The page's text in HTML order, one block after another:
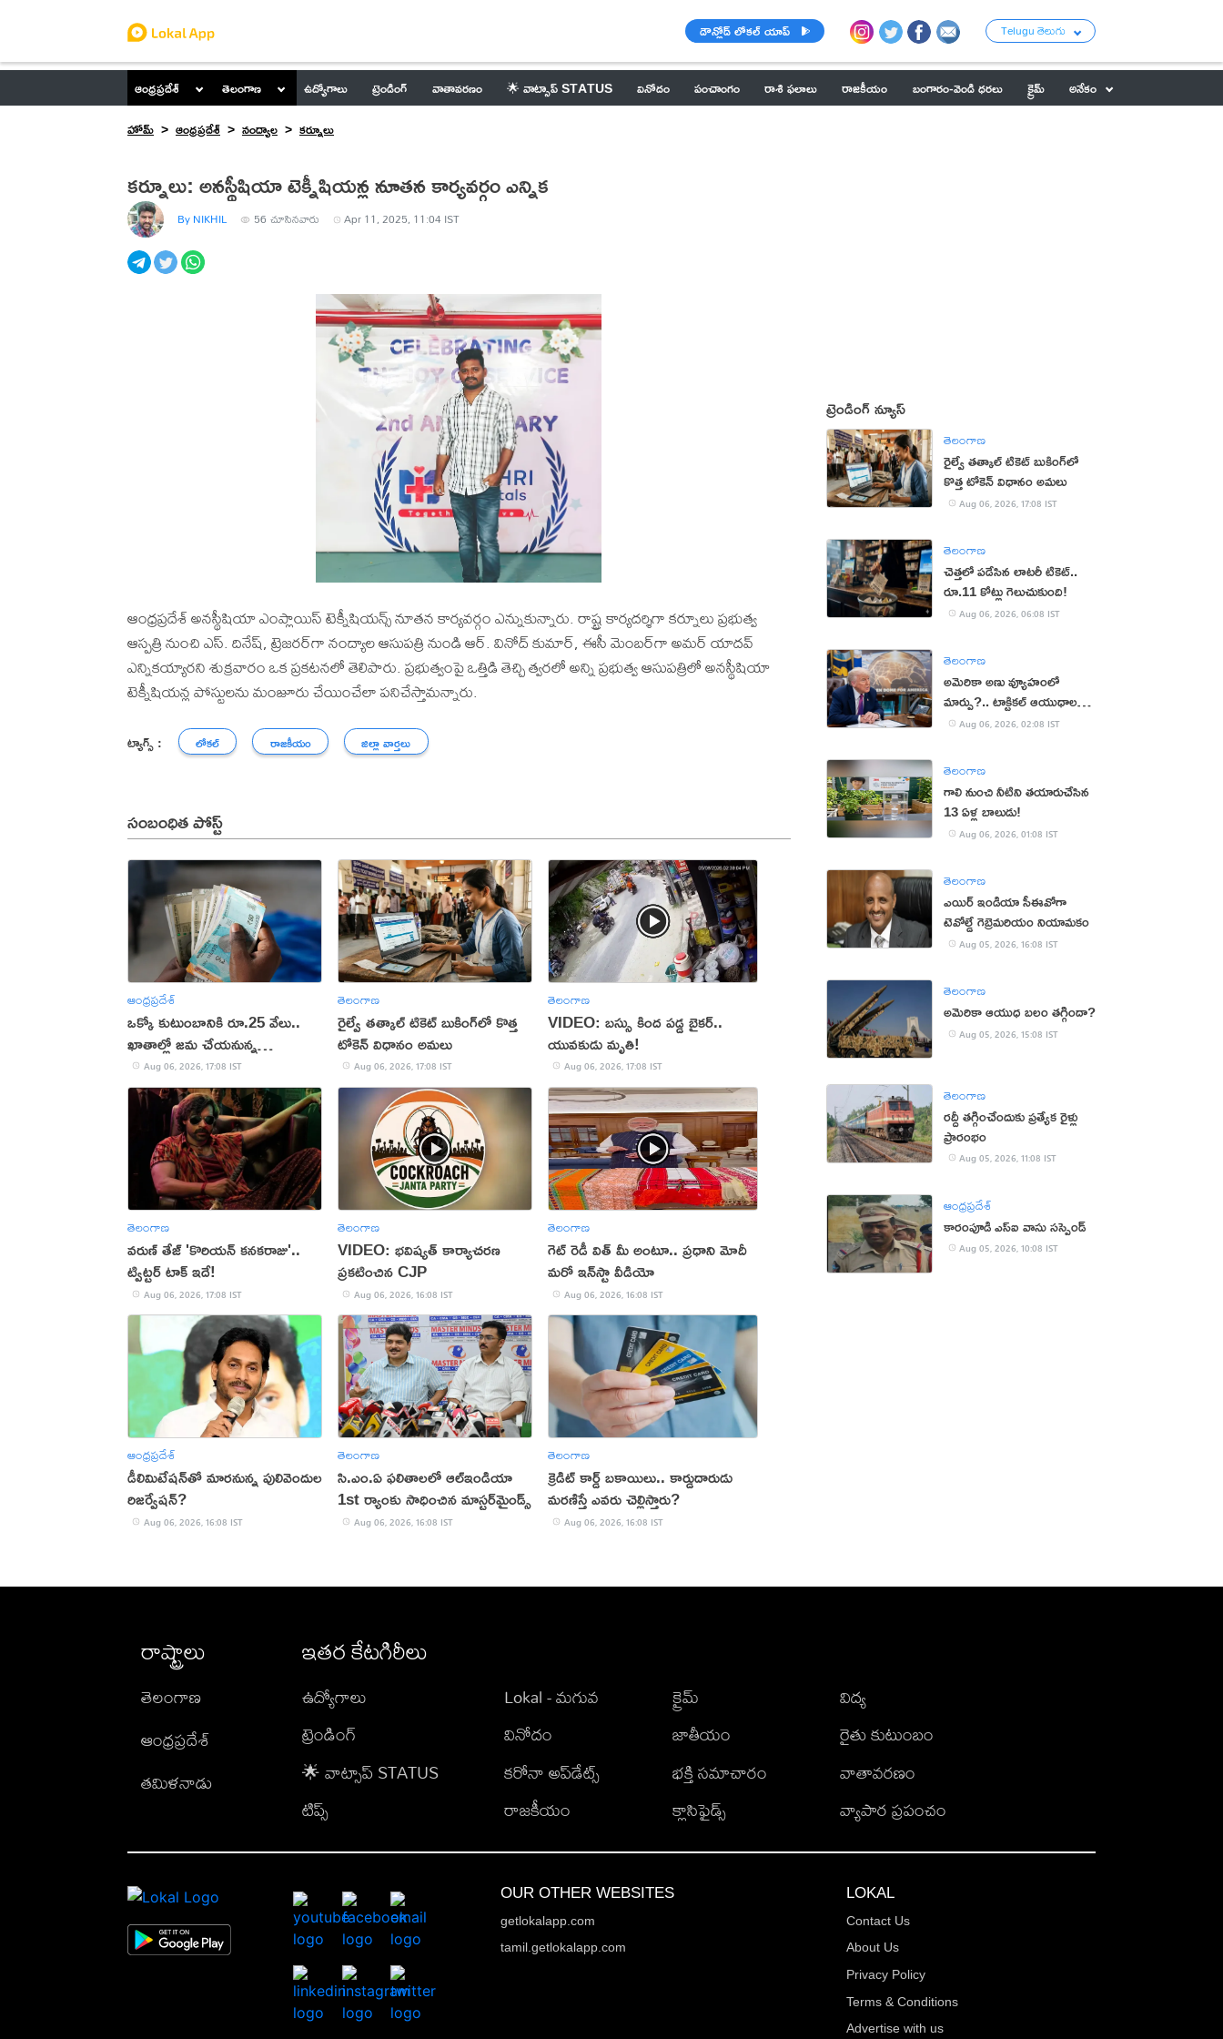
డౌన్లోడ్ లోకల్ యాప్ Telugu తెలుగు
ఆంధ్రప్రదేశ్ తెలంగాణ ఉద్యోగాలు ట్రెండింగ్ వాతావరణం 🌟 వాట్సాప్ STATUS వినోదం పంచాంగం రాశి ఫలాలు రాజకీయం బంగారం-వెండి ధరలు క్రైమ్
అనేకం
హోమ్
ఆంధ్రప్రదేశ్ నంద్యాల కర్నూలు
కర్నూలు: అనస్థీషియా టెక్నీషియన్ల నూతన కార్యవర్గం ఎన్నిక
By NIKHIL 56 చూసినవారు Apr 11, 2025, 11:04 IST
ఆంధ్రప్రదేశ్ అనస్థీషియా ఎంప్లాయిస్ టెక్నీషియన్స్ నూతన కార్యవర్గం ఎన్నుకున్నారు. రాష్ట్ర కార్యదర్శిగా కర్నూలు ప్రభుత్వ
ఆస్పత్రి నుంచి ఎస్. దినేష్, ట్రెజరర్‌గా నంద్యాల ఆసుపత్రి నుండి ఆర్. వినోద్ కుమార్, ఈసీ మెంబర్‌గా అమర్ యాదవ్
ఎన్నికయ్యారని శుక్రవారం ఒక ప్రకటనలో తెలిపారు. ప్రభుత్వంపై ఒత్తిడి తెచ్చి త్వరలో అన్ని ప్రభుత్వ ఆసుపత్రిలో అనస్థీషియా
టెక్నీషియన్ల పోస్టులను మంజూరు చేయించేలా పనిచేస్తామన్నారు.
ట్యాగ్స్ : లోకల్ రాజకీయం జిల్లా వార్తలు
సంబంధిత పోస్ట్
ఆంధ్రప్రదేశ్
ఒక్కో కుటుంబానికి రూ.25 వేలు..
ఖాతాల్లో జ‌మ చేయ‌నున్న
ప్ర‌భుత్వం..!
Aug 06, 2026, 17:08 IST
తెలంగాణ
రైల్వే తత్కాల్ టికెట్ బుకింగ్‌లో కొత్త
టోకెన్ విధానం అమలు
Aug 06, 2026, 17:08 IST
తెలంగాణ
VIDEO: బస్సు కింద పడ్డ బైకర్..
యువకుడు మృతి!
Aug 06, 2026, 17:08 IST
తెలంగాణ
వరుణ్ తేజ్ 'కొరియన్ కనకరాజు'..
ట్విట్టర్ టాక్ ఇదే!
Aug 06, 2026, 17:08 IST
తెలంగాణ
VIDEO: భవిష్యత్ కార్యాచరణ
ప్రకటించిన CJP
Aug 06, 2026, 16:08 IST
తెలంగాణ
గెట్ రెడీ విత్ మీ అంటూ.. ప్రధాని మోదీ
మరో ఇన్‌స్టా వీడియో
Aug 06, 2026, 16:08 IST
ఆంధ్రప్రదేశ్
డీలిమిటేషన్‌తో మారనున్న పులివెందుల
రిజర్వేషన్?
Aug 06, 2026, 16:08 IST
తెలంగాణ
సి.ఎం.ఏ ఫలితాలలో ఆల్ఇండియా
1st ర్యాంకు సాధించిన మాస్టర్‌మైండ్స్
Aug 06, 2026, 16:08 IST
తెలంగాణ
క్రెడిట్ కార్డ్ బకాయిలు.. కార్డుదారుడు
మరణిస్తే ఎవరు చెల్లిస్తారు?
Aug 06, 2026, 16:08 IST
ట్రెండింగ్ న్యూస్
తెలంగాణ
రైల్వే తత్కాల్ టికెట్ బుకింగ్‌లో
కొత్త టోకెన్ విధానం అమలు
Aug 06, 2026, 17:08 IST
తెలంగాణ
చెత్తలో పడేసిన లాటరీ టికెట్..
రూ.11 కోట్లు గెలుచుకుంది!
Aug 06, 2026, 06:08 IST
తెలంగాణ
అమెరికా అణు వ్యూహంలో
మార్పు?.. టాక్టికల్ ఆయుధాలకు
ప్రాధాన్యం!
Aug 06, 2026, 02:08 IST
తెలంగాణ
గాలి నుంచి నీటిని తయారుచేసిన
13 ఏళ్ల బాలుడు!
Aug 06, 2026, 01:08 IST
తెలంగాణ
ఎయిర్ ఇండియా సీఈవోగా
టెవోల్డే గెబ్రెమరియం నియామకం
Aug 05, 2026, 16:08 IST
తెలంగాణ
అమెరికా ఆయుధ బలం తగ్గిందా?
Aug 05, 2026, 15:08 IST
తెలంగాణ
రద్దీ తగ్గించేందుకు ప్రత్యేక రైళ్లు
ప్రారంభం
Aug 05, 2026, 11:08 IST
ఆంధ్రప్రదేశ్
కారంపూడి ఎస్ఐ వాసు స‌స్పెండ్‌
Aug 05, 2026, 10:08 IST
రాష్ట్రాలు
తెలంగాణ
ఆంధ్రప్రదేశ్
తమిళనాడు
ఇతర కేటగిరీలు
ఉద్యోగాలు
ట్రెండింగ్
🌟 వాట్సాప్ STATUS
టిప్స్
Lokal - మగువ
వినోదం
కరోనా అప్‌డేట్స్
రాజకీయం
క్రైమ్
జాతీయం
భక్తి సమాచారం
క్లాసిఫైడ్స్
విద్య
రైతు కుటుంబం
వాతావరణం
వ్యాపార ప్రపంచం
OUR OTHER WEBSITES
getlokalapp.com
tamil.getlokalapp.com
LOKAL
Contact Us
About Us
Privacy Policy
Terms & Conditions
Advertise with us